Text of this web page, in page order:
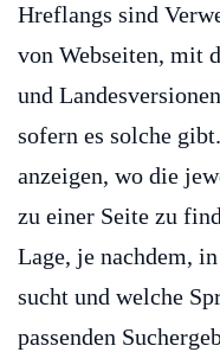
Hreflangs sind
von Webseiten, mit
und
sofern es solche
anzeigen, wo die
zu einer Seite zu
Lage, je nachdem,
sucht und welche
passenden